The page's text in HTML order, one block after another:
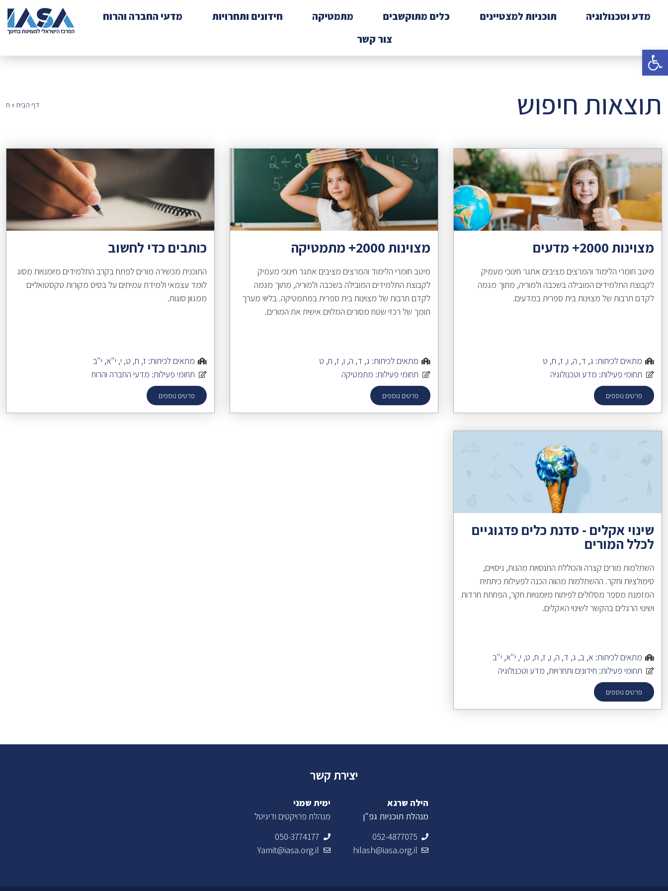
פתח סרגל נגישות
מדע וטכנולוגיה תוכניות למצטיינים כלים מתוקשבים מתמטיקה חידונים ותחרויות
מדעי החברה והרוח
צור קשר
תוצאות חיפוש דף הבית» ח
מצוינות 2000+ מדעים
מיטב חומרי הלימוד והמרצים מציבים אתגר חינוכי מעמיק
לקבוצת התלמידים המובילה בשכבה ולמוריה, מתוך מגמה
לקדם תרבות של מצוינות בית ספרית במדעים.
מתאים לכיתות: ג, ד, ה, ו, ז, ח, ט
תחומי פעילות: מדע וטכנולוגיה
פרטים נוספים
מצוינות 2000+ מתמטיקה
מיטב חומרי הלימוד והמרצים מציבים אתגר חינוכי מעמיק
לקבוצת התלמידים המובילה בשכבה ולמוריה, מתוך מגמה
לקדם תרבות של מצוינות בית ספרית במתמטיקה. בליווי מערך
תומך של רכזי שטח מסורים המלוים אישית את המורים.
מתאים לכיתות: ג, ד, ה, ו, ז, ח, ט
תחומי פעילות: מתמטיקה
פרטים נוספים
כותבים כדי לחשוב
התוכנית מכשירה מורים לפתח בקרב התלמידים מיומנויות מסוג
לומד עצמאי ולמידת עמיתים על בסיס מקורות טקסטואליים
ממגוון סוגות.
מתאים לכיתות: ז, ח, ט, י, י"א, י"ב
תחומי פעילות: מדעי החברה והרוח
פרטים נוספים
שינוי אקלים - סדנת כלים פדגוגיים
לכלל המורים
השתלמות מורים קצרה והכוללת התנסויות מהנות, ניסויים,
סימולציות וחקר. ההשתלמות מהווה הכנה לפעילות כיתתית
המזמנת מספר מסלולים לפיתוח מיומנויות חקר, הפחתת חרדות
ושינוי הרגלים בהקשר לשינוי האקלים.
מתאים לכיתות: א, ב, ג, ד, ה, ו, ז, ח, ט, י, י"א, י"ב
תחומי פעילות: חידונים ותחרויות, מדע וטכנולוגיה
פרטים נוספים
יצירת קשר
הילה שרגא
מנהלת תוכניות גפ"ן
052-4877075
hilash@iasa.org.il
ימית שמני
מנהלת פרויקטים ודיגיטל
050-3774177
Yamit@iasa.org.il